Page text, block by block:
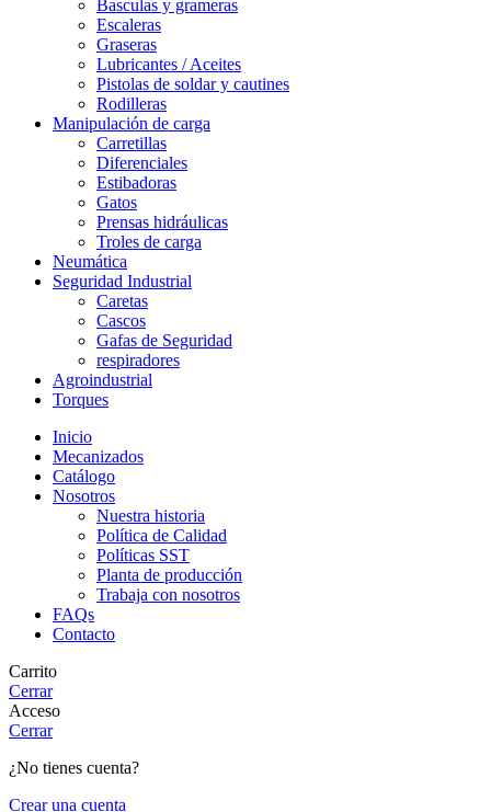
Basculas y grameras
Escaleras
Graseras
Lubricantes / Aceites
Pistolas de soldar y cautines
Rodilleras
Manipulación de carga
Carretillas
Diferenciales
Estibadoras
Gatos
Prensas hidráulicas
Troles de carga
Neumática
Seguridad Industrial
Caretas
Cascos
Gafas de Seguridad
respiradores
Agroindustrial
Torques
Inicio
Mecanizados
Catálogo
Nosotros
Nuestra historia
Política de Calidad
Políticas SST
Planta de producción
Trabaja con nosotros
FAQs
Contacto
Carrito
Cerrar
Acceso
Cerrar
¿No tienes cuenta?
Crear una cuenta